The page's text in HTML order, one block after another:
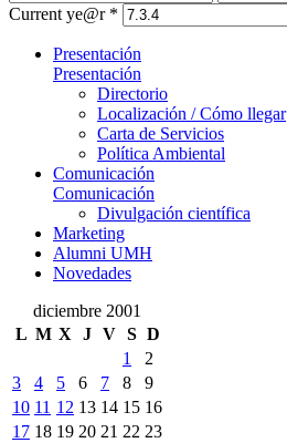
Current ye@r *
Presentación
Presentación
Directorio
Localización / Cómo llegar
Carta de Servicios
Política Ambiental
Comunicación
Comunicación
Divulgación científica
Marketing
Alumni UMH
Novedades
diciembre 2001
L M X J V S D
1
2
3
4 5 6 7 8
9
10 11 12 13 14 15 16
17 18 19 20 21 22 23